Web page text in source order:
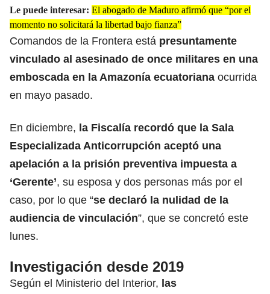
Le puede interesar: El abogado de Maduro afirmó que “por el
momento no solicitará la libertad bajo fianza”
Comandos de la Frontera está presuntamente
vinculado al asesinado de once militares en una
emboscada en la Amazonía ecuatoriana ocurrida
en mayo pasado.
En diciembre, la Fiscalía recordó que la Sala
Especializada Anticorrupción aceptó una
apelación a la prisión preventiva impuesta a
‘Gerente’, su esposa y dos personas más por el
caso, por lo que “se declaró la nulidad de la
audiencia de vinculación”, que se concretó este
lunes.
Investigación desde 2019
Según el Ministerio del Interior, las